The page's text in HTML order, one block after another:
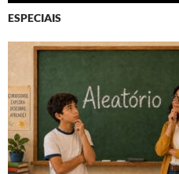
ESPECIAIS